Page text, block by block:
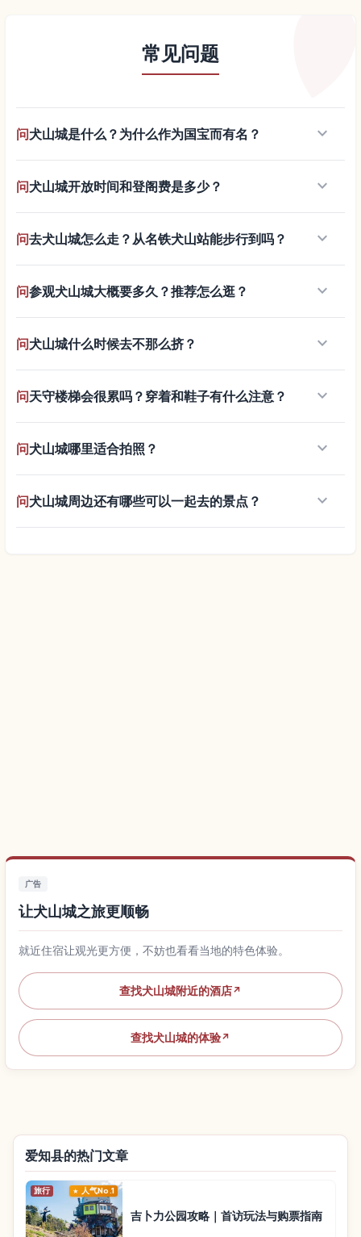
常见问题
问犬山城是什么？为什么作为国宝而有名？ keyboard_arrow_down
问犬山城开放时间和登阁费是多少？ keyboard_arrow_down
问去犬山城怎么走？从名铁犬山站能步行到吗？ keyboard_arrow_down
问参观犬山城大概要多久？推荐怎么逛？ keyboard_arrow_down
问犬山城什么时候去不那么挤？ keyboard_arrow_down
问天守楼梯会很累吗？穿着和鞋子有什么注意？ keyboard_arrow_down
问犬山城哪里适合拍照？ keyboard_arrow_down
问犬山城周边还有哪些可以一起去的景点？ keyboard_arrow_down
广告
让犬山城之旅更顺畅
就近住宿让观光更方便，不妨也看看当地的特色体验。
查找犬山城附近的酒店↗
查找犬山城的体验↗
爱知县的热门文章
旅行 人气No.1
吉卜力公园攻略｜首访玩法与购票指南